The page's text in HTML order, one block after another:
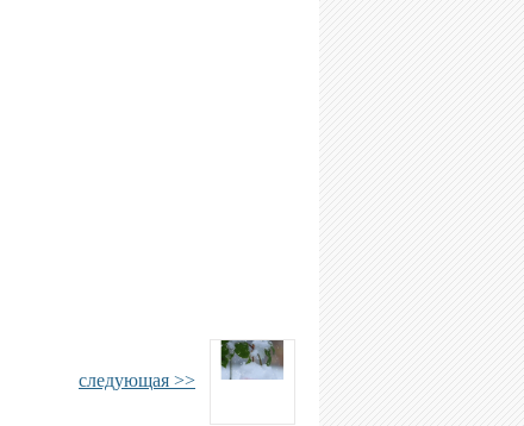
следующая >>